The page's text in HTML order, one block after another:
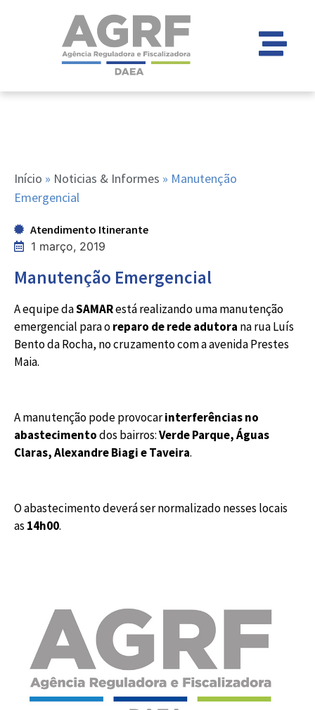
Início » Noticias & Informes » Manutenção
Emergencial
Atendimento Itinerante
1 março, 2019
Manutenção Emergencial
A equipe daSAMARestá realizando uma manutenção
emergencial para oreparo de rede adutora na rua Luís
Bento da Rocha, no cruzamento com a avenida Prestes
Maia.
A manutenção pode provocarinterferências no
abastecimentodos bairros:Verde Parque, Águas
Claras, Alexandre Biagi e Taveira.
O abastecimento deverá ser normalizado nesses locais
as 14h00.